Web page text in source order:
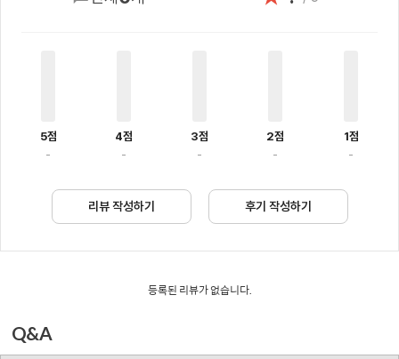
5점
-
4점
-
3점
-
2점
-
1점
-
리뷰 작성하기 후기 작성하기
등록된 리뷰가 없습니다.
Q&A